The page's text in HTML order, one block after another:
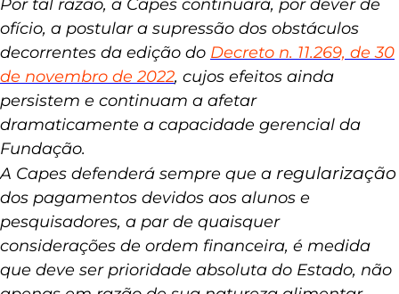
doutorado no País.
Por tal razão, a Capes continuará, por dever de
ofício, a postular a supressão dos obstáculos
decorrentes da edição doDecreto n. 11.269, de 30
de novembro de 2022, cujos efeitos ainda
persistem e continuam a afetar
dramaticamente a capacidade gerencial da
Fundação.
A Capes defenderá sempre que aregularização
dos pagamentos devidos aos alunos e
pesquisadores, a par de quaisquer
considerações de ordem financeira, é medida